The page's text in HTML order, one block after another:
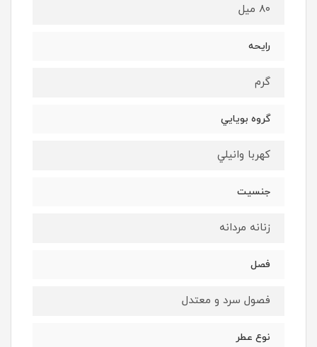
٨٠ ميل
رايحه
گرم
گروه بويايي
كهربا وانيلي
جنسيت
زنانه مردانه
فصل
فصول سرد و معتدل
نوع عطر